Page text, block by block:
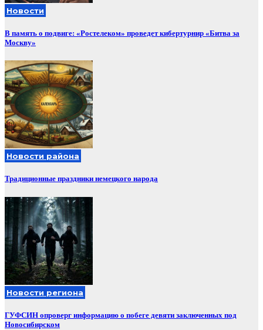
Новости
В память о подвиге: «Ростелеком» проведет кибертурнир «Битва за
Москву»
Новости района
Традиционные праздники немецкого народа
Новости региона
ГУФСИН опроверг информацию о побеге девяти заключенных под
Новосибирском